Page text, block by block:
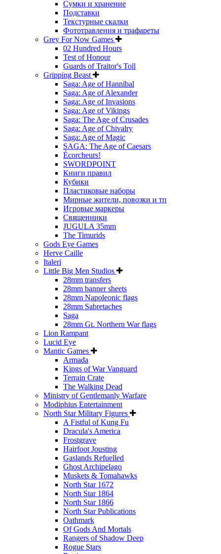
Сумки и хранение
Подставки
Текстурные скалки
Фототравления и трафареты
Grey For Now Games
02 Hundred Hours
Test of Honour
Guards of Traitor's Toll
Gripping Beast
Saga: Age of Hannibal
Saga: Age of Alexander
Saga: Age of Invasions
Saga: Age of Vikings
Saga: The Age of Crusades
Saga: Age of Chivalry
Saga: Age of Magic
SAGA: The Age of Caesars
Écorcheurs!
SWORDPOINT
Книги правил
Кубики
Пластиковые наборы
Мирные жители, повозки и тп
Игровые маркеры
Священники
JUGULA 35mm
The Timurids
Gods Eye Games
Herve Caille
Italeri
Little Big Men Studios
28mm transfers
28mm banner sheets
28mm Napoleonic flags
28mm Sabretaches
Saga
28mm Gt. Northern War flags
Lion Rampant
Lucid Eye
Mantic Games
Armada
Kings of War Vanguard
Terrain Crate
The Walking Dead
Ministry of Gentlemanly Warfare
Modiphius Entertainment
North Star Military Figures
A Fistful of Kung Fu
Dracula's America
Frostgrave
Hairfoot Jousting
Gaslands Refuelled
Ghost Archipelago
Muskets & Tomahawks
North Star 1672
North Star 1864
North Star 1866
North Star Publications
Oathmark
Of Gods And Mortals
Rangers of Shadow Deep
Rogue Stars